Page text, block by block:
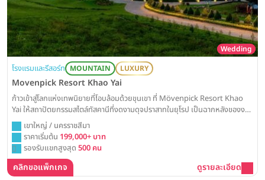
Wedding
โรงแรมและรีสอร์ท MOUNTAIN LUXURY
Movenpick Resort Khao Yai
ก้าวเข้าสู่โลกแห่งเทพนิยายที่โอบล้อมด้วยขุนเขา ที่ Mövenpick Resort Khao
Yai ให้สถาปัตยกรรมสไตล์ทัสคานีที่งดงามดุจปราสาทในยุโรป เป็นฉากหลังของงาน
วิวาห์สุดโรแมนติก ที่จะตราตรึงในความทรงจำของคุณและแขกผู้มีเกียรติไปตลอด
กาล
เขาใหญ่ / นครราชสีมา
ราคาเริ่มต้น 199,000+ บาท
รองรับแขกสูงสุด 500 คน
คลิกขอแพ็กเกจ ดูรายละเอียด